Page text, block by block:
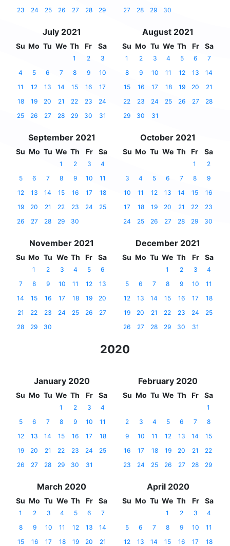
23
24 25 26 27 28 29
27
28 29 30
July 2021
Su Mo Tu We Th Fr Sa
1 2
3
4
5 6 7 8 9
10
11
12 13 14 15 16
17
18
19 20 21 22 23
24
25
26 27 28 29 30 31
August 2021
Su Mo Tu We Th Fr Sa
1 2 3 4 5 6
7
8
9 10 11 12 13
14
15
16 17 18 19 20
21
22
23 24 25 26 27
28
29
30 31
September 2021
Su Mo Tu We Th Fr Sa
1 2 3
4
5
6 7 8 9 10
11
12
13 14 15 16 17
18
19
20 21 22 23 24
25
26
27 28 29 30
October 2021
Su Mo Tu We Th Fr Sa
1
2
3
4 5 6 7 8
9
10
11 12 13 14 15
16
17
18 19 20 21 22
23
24
25 26 27 28 29 30
November 2021
Su Mo Tu We Th Fr Sa
1 2 3 4 5
6
7
8 9 10 11 12
13
14
15 16 17 18 19
20
21
22 23 24 25 26
27
28
29 30
December 2021
Su Mo Tu We Th Fr Sa
1 2 3
4
5
6 7 8 9 10
11
12
13 14 15 16 17
18
19
20 21 22 23 24
25
26
27 28 29 30 31
2020
January 2020
Su Mo Tu We Th Fr Sa
1 2 3
4
5
6 7 8 9 10
11
12
13 14 15 16 17
18
19
20 21 22 23 24
25
26
27 28 29 30 31
February 2020
Su Mo Tu We Th Fr Sa
1
2
3 4 5 6 7
8
9
10 11 12 13 14
15
16
17 18 19 20 21
22
23
24 25 26 27 28 29
March 2020
Su Mo Tu We Th Fr Sa
1 2 3 4 5 6
7
8
9 10 11 12 13
14
15
16 17 18 19 20 21
April 2020
Su Mo Tu We Th Fr Sa
1 2 3
4
5
6 7 8 9 10
11
12
13 14 15 16 17 18